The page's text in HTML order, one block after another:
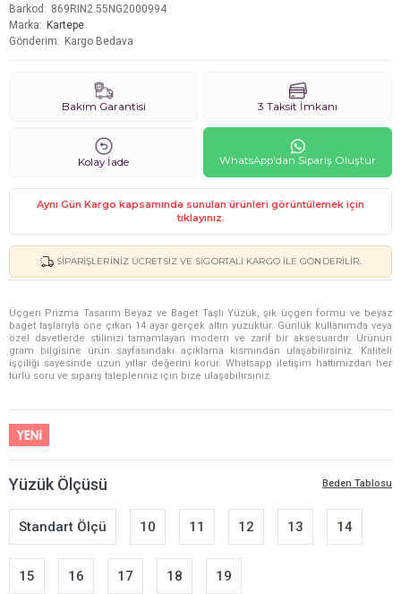
Barkod
869RIN2.55NG2000994
Marka
Kartepe
Gönderim
Kargo Bedava
Bakım Garantisi 3 Taksit İmkanı
Kolay İade WhatsApp'dan Sipariş Oluştur
Aynı Gün Kargo kapsamında sunulan ürünleri görüntülemek için
tıklayınız.
SIPARIŞLERINIZ ÜCRETSIZ VE SIGORTALI KARGO ILE GÖNDERILIR.
Üçgen Prizma Tasarım Beyaz ve Baget Taşlı Yüzük, şık üçgen formu ve beyaz
baget taşlarıyla öne çıkan 14 ayar gerçek altın yüzüktür. Günlük kullanımda veya
özel davetlerde stilinizi tamamlayan modern ve zarif bir aksesuardır. Ürünün
gram bilgisine ürün sayfasındaki açıklama kısmından ulaşabilirsiniz. Kaliteli
işçiliği sayesinde uzun yıllar değerini korur. Whatsapp iletişim hattımızdan her
türlü soru ve sipariş talepleriniz için bize ulaşabilirsiniz.
Beden Tablosu
Yüzük Ölçüsü
Standart Ölçü 10 11 12 13 14
15 16 17 18 19